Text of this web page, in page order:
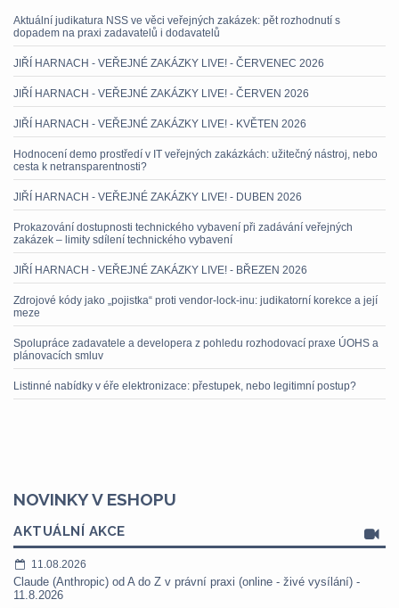
Aktuální judikatura NSS ve věci veřejných zakázek: pět rozhodnutí s
dopadem na praxi zadavatelů i dodavatelů
JIŘÍ HARNACH - VEŘEJNÉ ZAKÁZKY LIVE! - ČERVENEC 2026
JIŘÍ HARNACH - VEŘEJNÉ ZAKÁZKY LIVE! - ČERVEN 2026
JIŘÍ HARNACH - VEŘEJNÉ ZAKÁZKY LIVE! - KVĚTEN 2026
Hodnocení demo prostředí v IT veřejných zakázkách: užitečný nástroj, nebo
cesta k netransparentnosti?
JIŘÍ HARNACH - VEŘEJNÉ ZAKÁZKY LIVE! - DUBEN 2026
Prokazování dostupnosti technického vybavení při zadávání veřejných
zakázek – limity sdílení technického vybavení
JIŘÍ HARNACH - VEŘEJNÉ ZAKÁZKY LIVE! - BŘEZEN 2026
Zdrojové kódy jako „pojistka“ proti vendor-lock-inu: judikatorní korekce a její
meze
Spolupráce zadavatele a developera z pohledu rozhodovací praxe ÚOHS a
plánovacích smluv
Listinné nabídky v éře elektronizace: přestupek, nebo legitimní postup?
NOVINKY V ESHOPU
AKTUÁLNÍ AKCE
11.08.2026
Claude (Anthropic) od A do Z v právní praxi (online - živé vysílání) -
11.8.2026